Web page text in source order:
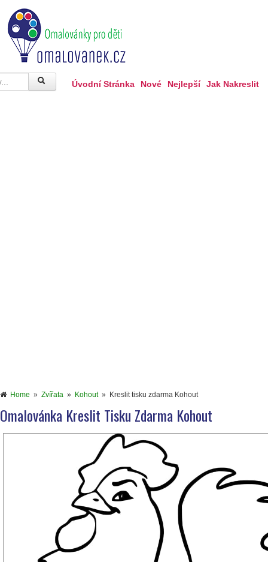
Úvodní Stránka Nové Nejlepší Jak Nakreslit
Home » Zvířata » Kohout» Kreslit tisku zdarma Kohout
Omalovánka Kreslit Tisku Zdarma Kohout